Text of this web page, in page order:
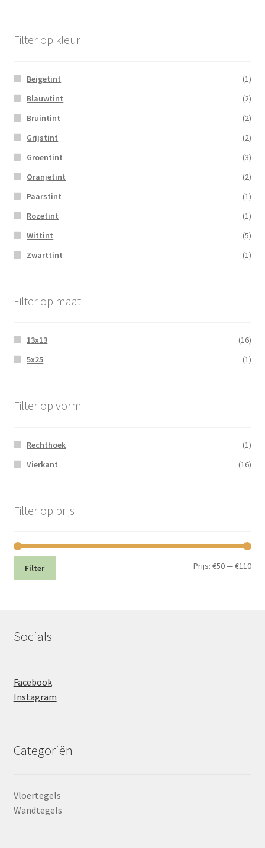
Filter op kleur
Beigetint
(1)
Blauwtint
(2)
Bruintint
(2)
Grijstint
(2)
Groentint
(3)
Oranjetint
(2)
Paarstint
(1)
Rozetint
(1)
Wittint
(5)
Zwarttint
(1)
Filter op maat
13x13
(16)
5x25
(1)
Filter op vorm
Rechthoek
(1)
Vierkant
(16)
Filter op prijs
Min.
Filter Prijs:€50—€110
Socials
Facebook
Instagram
Categoriën
Vloertegels
Wandtegels